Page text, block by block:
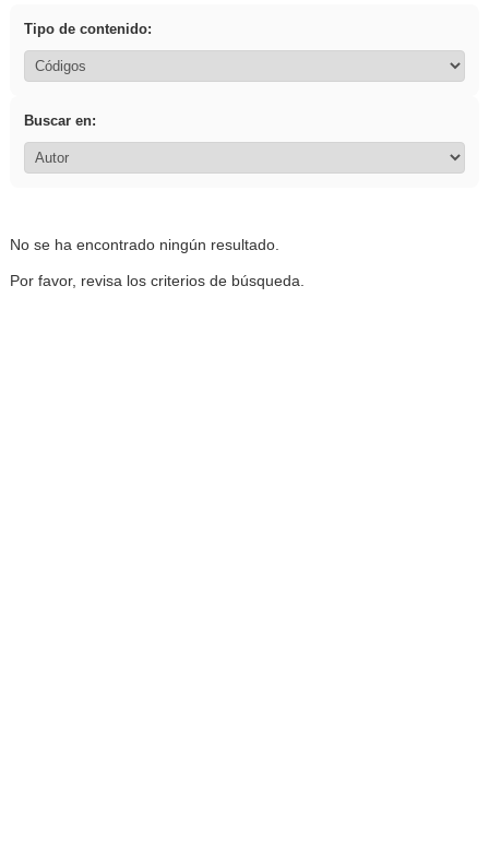
Tipo de contenido:
Buscar en:
No se ha encontrado ningún resultado.
Por favor, revisa los criterios de búsqueda.